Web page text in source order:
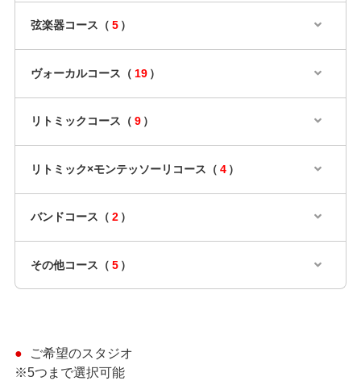
弦楽器コース（ 5 ）
ヴォーカルコース（ 19 ）
リトミックコース（ 9 ）
リトミック×モンテッソーリコース（ 4 ）
バンドコース（ 2 ）
その他コース（ 5 ）
ご希望のスタジオ
※5つまで選択可能